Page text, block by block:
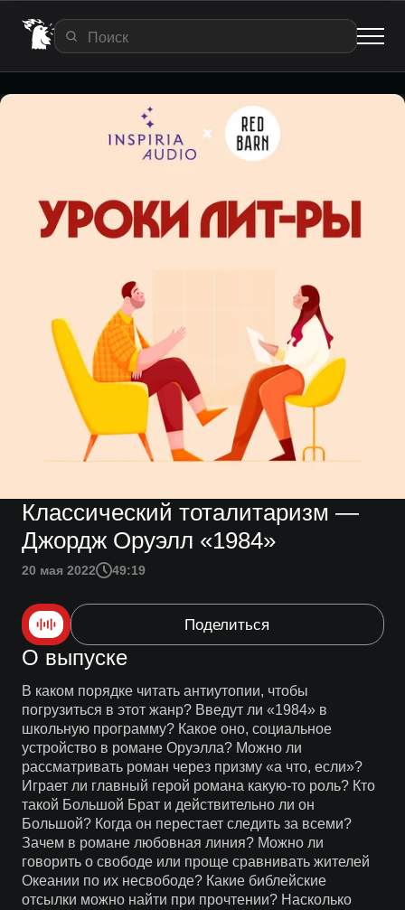
Классический тоталитаризм —
Джордж Оруэлл «1984»
20 мая 2022 49:19
Поделиться
О выпуске
В каком порядке читать антиутопии, чтобы
погрузиться в этот жанр? Введут ли «1984» в
школьную программу? Какое оно, социальное
устройство в романе Оруэлла? Можно ли
рассматривать роман через призму «а что, если»?
Играет ли главный герой романа какую-то роль? Кто
такой Большой Брат и действительно ли он
Большой? Когда он перестает следить за всеми?
Зачем в романе любовная линия? Можно ли
говорить о свободе или проще сравнивать жителей
Океании по их несвободе? Какие библейские
отсылки можно найти при прочтении? Насколько